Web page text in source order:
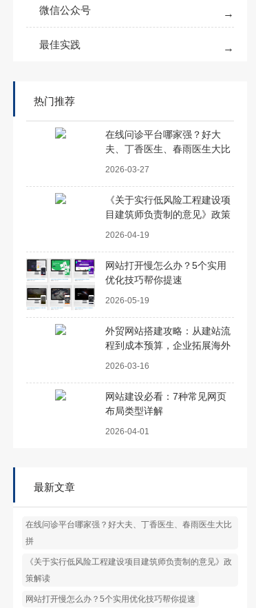
微信公众号
最佳实践
热门推荐
在线问诊平台哪家强？好大
夫、丁香医生、春雨医生大比
2026-03-27
《关于实行低风险工程建设项
目建筑师负责制的意见》政策
2026-04-19
网站打开慢怎么办？5个实用
优化技巧帮你提速
2026-05-19
外贸网站搭建攻略：从建站流
程到成本预算，企业拓展海外
2026-03-16
网站建设必看：7种常见网页
布局类型详解
2026-04-01
最新文章
在线问诊平台哪家强？好大夫、丁香医生、春雨医生大比
拼
《关于实行低风险工程建设项目建筑师负责制的意见》政
策解读
网站打开慢怎么办？5个实用优化技巧帮你提速